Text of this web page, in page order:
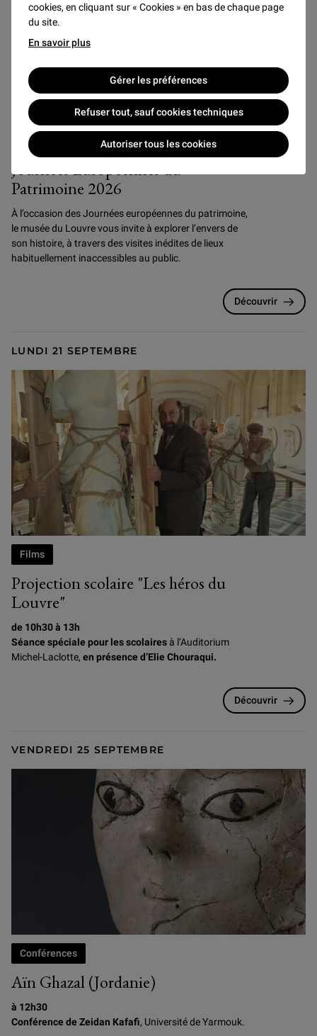
cookies, en cliquant sur « Cookies » en bas de chaque page
du site.
En savoir plus
Gérer les préférences
Refuser tout, sauf cookies techniques
Autoriser tous les cookies
Journées Européennes du
Patrimoine 2026
Événements
À l’occasion des Journées européennes du patrimoine,
le musée du Louvre vous invite à explorer l’envers de
son histoire, à travers des visites inédites de lieux
habituellement inaccessibles au public.
Découvrir
LUNDI 21 SEPTEMBRE
Photogramme du film Les Héros du Louvre, d'Elie Chouraqui
Projection scolaire "Les héros du
Louvre"
Films
de 10h30 à 13h
Séance spéciale pour les scolaires à l’Auditorium
Michel-Laclotte, en présence d’Elie Chouraqui.
Découvrir
VENDREDI 25 SEPTEMBRE
Aïn Ghazal (Jordanie)
Conférences
à 12h30
Conférence de Zeidan Kafafi, Université de Yarmouk.